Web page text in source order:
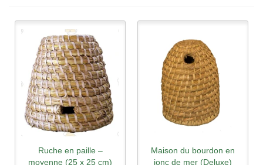
Ruche en paille –
moyenne (25 x 25 cm)
Maison du bourdon en
jonc de mer (Deluxe)